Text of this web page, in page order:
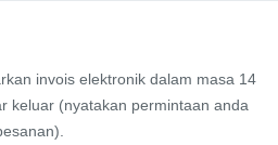
invois elektronik dalam masa 14
keluar (nyatakan permintaan anda